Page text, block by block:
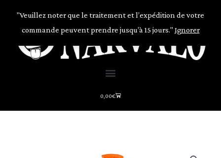
"Veuillez noter que le traitement et l’expédition de votre
commande peuvent prendre jusqu’à 15 jours." Ignorer
0,00€Panier